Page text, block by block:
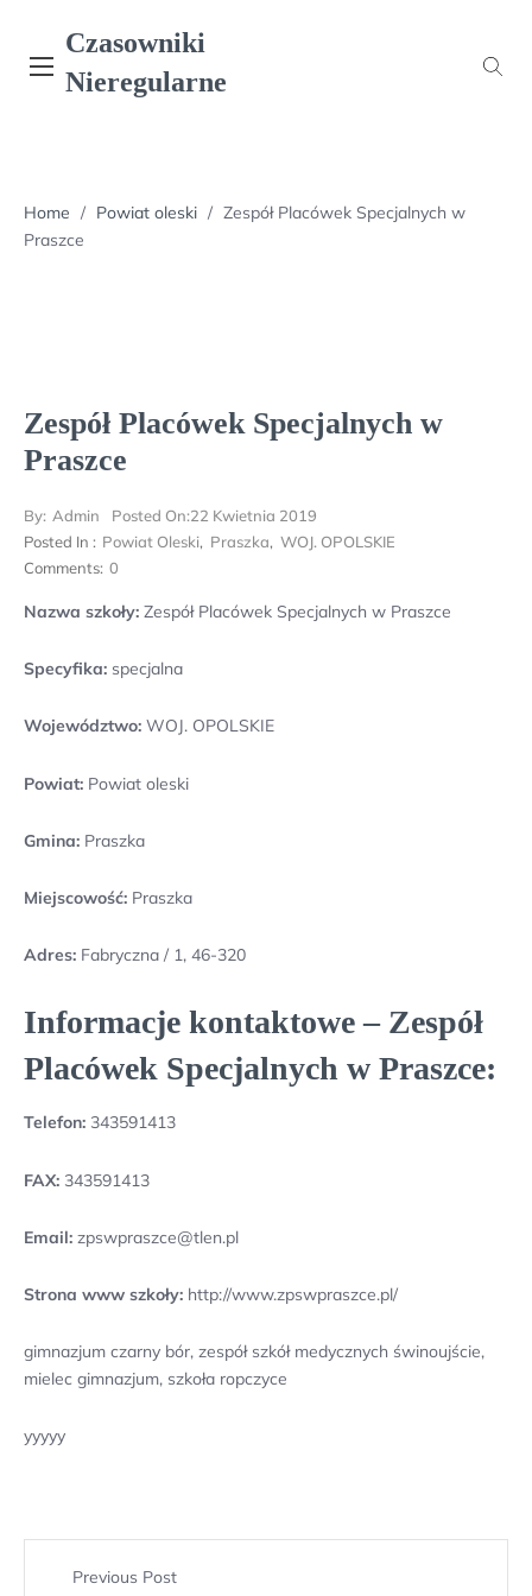
content
Czasowniki
Nieregularne
Home / Powiat oleski / Zespół Placówek Specjalnych w
Praszce
Zespół Placówek Specjalnych w
Praszce
By: Admin Posted On:22 Kwietnia 2019
Posted In : Powiat Oleski, Praszka, WOJ. OPOLSKIE
Comments: 0
Nazwa szkoły: Zespół Placówek Specjalnych w Praszce
Specyfika: specjalna
Województwo: WOJ. OPOLSKIE
Powiat: Powiat oleski
Gmina: Praszka
Miejscowość: Praszka
Adres: Fabryczna / 1, 46-320
Informacje kontaktowe – Zespół
Placówek Specjalnych w Praszce:
Telefon: 343591413
FAX: 343591413
Email: zpswpraszce@tlen.pl
Strona www szkoły: http://www.zpswpraszce.pl/
gimnazjum czarny bór, zespół szkół medycznych świnoujście,
mielec gimnazjum, szkoła ropczyce
yyyyy
Previous Post